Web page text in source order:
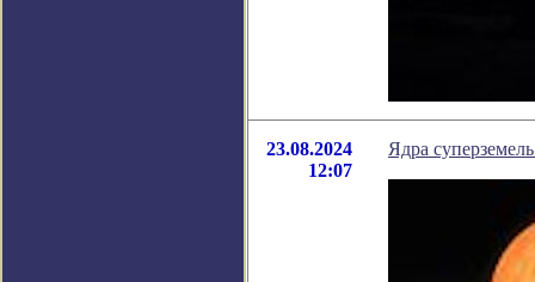
23.08.2024
12:07
Ядра